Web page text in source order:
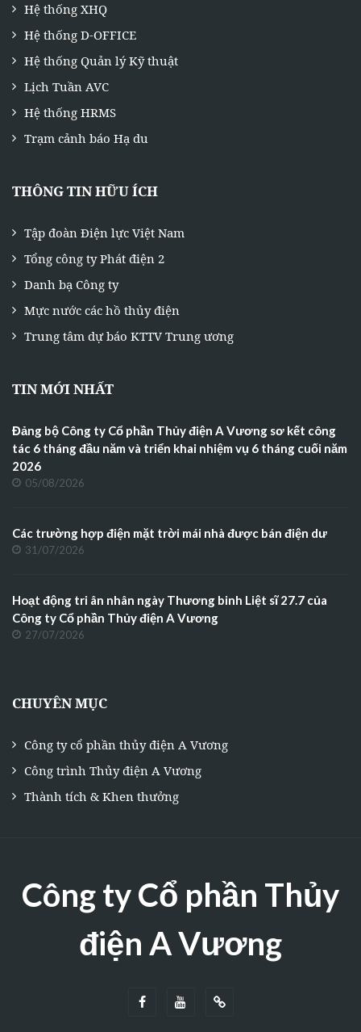
Hệ thống XHQ
Hệ thống D-OFFICE
Hệ thống Quản lý Kỹ thuật
Lịch Tuần AVC
Hệ thống HRMS
Trạm cảnh báo Hạ du
THÔNG TIN HỮU ÍCH
Tập đoàn Điện lực Việt Nam
Tổng công ty Phát điện 2
Danh bạ Công ty
Mực nước các hồ thủy điện
Trung tâm dự báo KTTV Trung ương
TIN MỚI NHẤT
Đảng bộ Công ty Cổ phần Thủy điện A Vương sơ kết công
tác 6 tháng đầu năm và triển khai nhiệm vụ 6 tháng cuối năm
2026
05/08/2026
Các trường hợp điện mặt trời mái nhà được bán điện dư
31/07/2026
Hoạt động tri ân nhân ngày Thương binh Liệt sĩ 27.7 của
Công ty Cổ phần Thủy điện A Vương
27/07/2026
CHUYÊN MỤC
Công ty cổ phần thủy điện A Vương
Công trình Thủy điện A Vương
Thành tích & Khen thưởng
Công ty Cổ phần Thủy
điện A Vương